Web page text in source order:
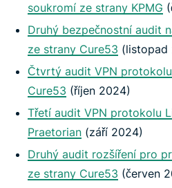
soukromí ze strany KPMG
Druhý bezpečnostní audit
ze strany Cure53 (listopad
Čtvrtý audit VPN
Cure53 (říjen 2024)
Třetí audit VPN protokolu
Praetorian (září 2024)
Druhý audit rozšíření pro
ze strany Cure53 (červen